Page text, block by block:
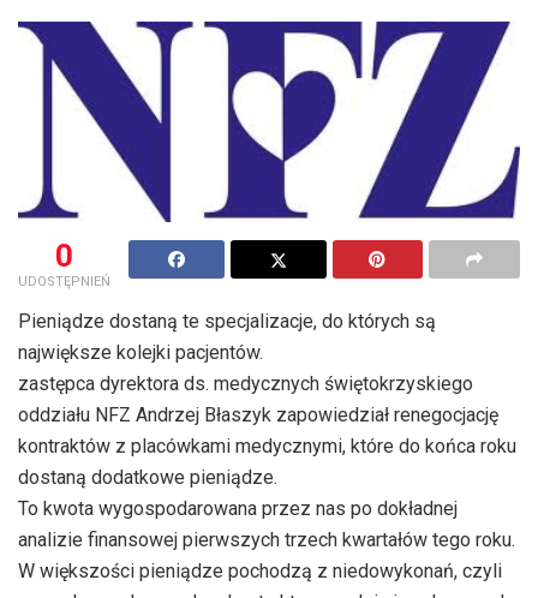
0
UDOSTĘPNIEŃ
Pieniądze dostaną te specjalizacje, do których są
największe kolejki pacjentów.
zastępca dyrektora ds. medycznych świętokrzyskiego
oddziału NFZ Andrzej Błaszyk zapowiedział renegocjację
kontraktów z placówkami medycznymi, które do końca roku
dostaną dodatkowe pieniądze.
To kwota wygospodarowana przez nas po dokładnej
analizie finansowej pierwszych trzech kwartałów tego roku.
W większości pieniądze pochodzą z niedowykonań, czyli